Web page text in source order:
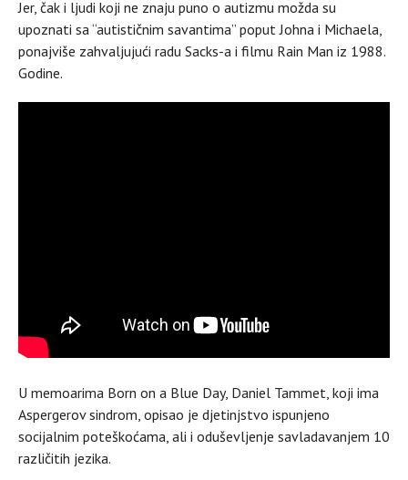
Jer, čak i ljudi koji ne znaju puno o autizmu možda su
upoznati sa “autističnim savantima” poput Johna i Michaela,
ponajviše zahvaljujući radu Sacks-a i filmu Rain Man iz 1988.
Godine.
U memoarima Born on a Blue Day, Daniel Tammet, koji ima
Aspergerov sindrom, opisao je djetinjstvo ispunjeno
socijalnim poteškoćama, ali i oduševljenje savladavanjem 10
različitih jezika.